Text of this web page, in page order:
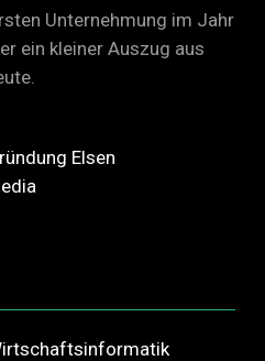
Unternehmung im Jahr
ein kleiner Auszug aus
Elsen